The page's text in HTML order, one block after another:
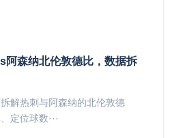
阿森纳北伦敦德比，数据拆
解热刺与阿森纳的北伦敦德
定位球数···